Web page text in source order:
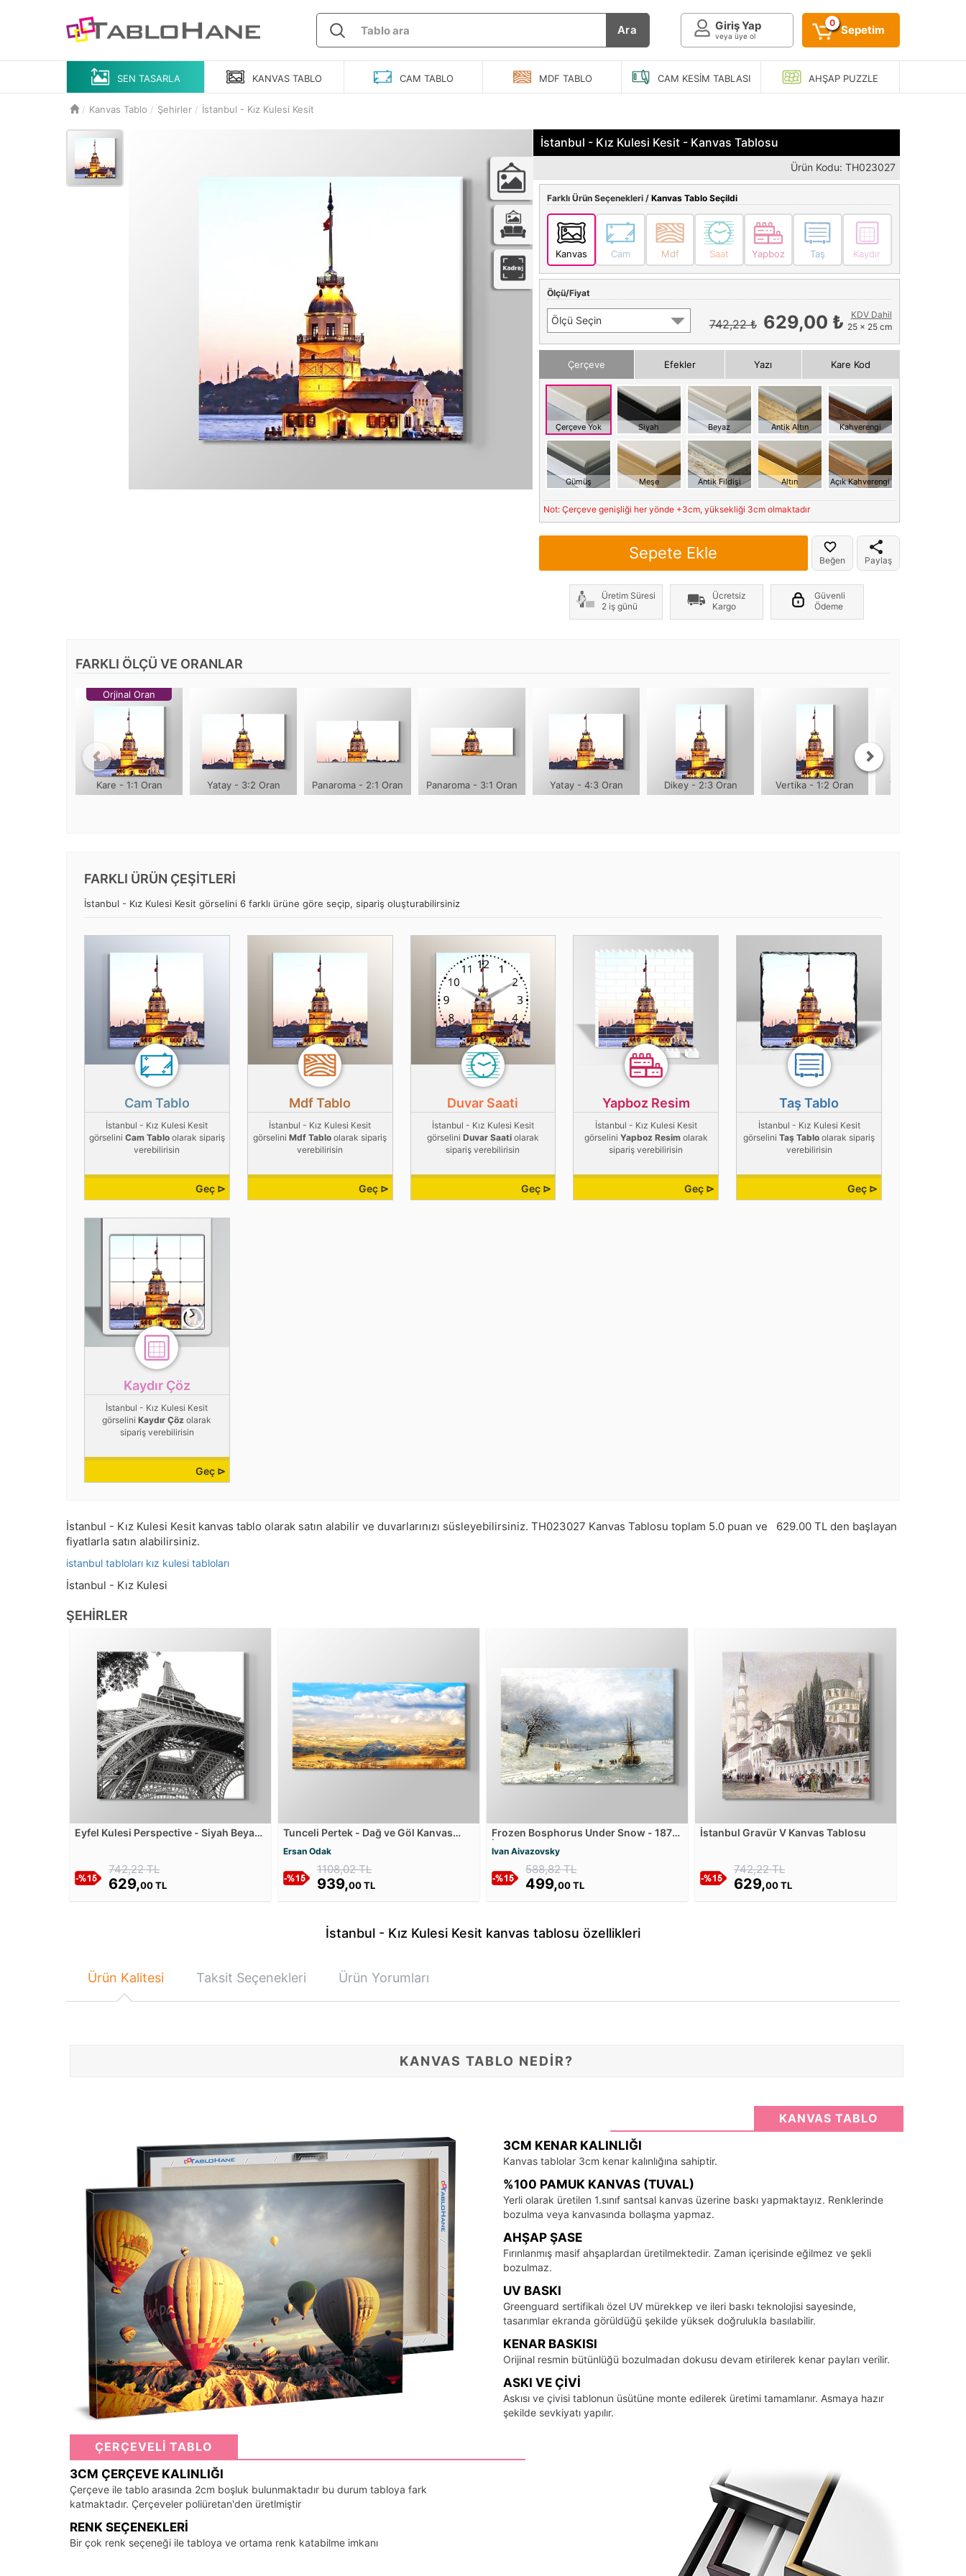
Ara Giriş Yap
veya üye ol
0
Sepetim
SEN TASARLA KANVAS TABLO CAM TABLO MDF TABLO CAM KESIM TABLASI AHŞAPPUZZLE
Kanvas Tablo Şehirler İstanbul - Kız Kulesi Kesit
İstanbul - Kız Kulesi Kesit - Kanvas Tablosu
Ürün Kodu: TH023027
Farklı Ürün Seçenekleri / Kanvas Tablo Seçildi
Kanvas Cam Mdf Saat Yapboz Taş Kaydır
Ölçü/Fiyat
Ölçü Seçin 742,22 ₺ 629,00 ₺
KDV Dahil
25 x 25 cm
Çerçeve Efekler Yazı Kare Kod
Çerçeve Yok Siyah Beyaz Antik Altın Kahverengi
Gümüş Meşe Antik Fildişi Altın Açık Kahverengi
Not: Çerçeve genişliği her yönde +3cm, yüksekliği 3cm olmaktadır
Sepete Ekle Beğen Paylaş
Üretim Süresi
2 iş günü
Ücretsiz
Kargo
Güvenli
Ödeme
FARKLI ÖLÇÜ VE ORANLAR
Orjinal Oran
Kare - 1:1 Oran Yatay - 3:2 Oran Panaroma - 2:1 Oran Panaroma - 3:1 Oran Yatay - 4:3 Oran Dikey - 2:3 Oran Vertika - 1:2 Oran Vertika - 1:3
FARKLI ÜRÜN ÇEŞİTLERİ
İstanbul - Kız Kulesi Kesit görselini 6 farklı ürüne göre seçip, sipariş oluşturabilirsiniz
Cam Tablo
İstanbul - Kız Kulesi Kesit
görselini Cam Tabloolarak sipariş
verebilirisin
Geç ⊳
Mdf Tablo
İstanbul - Kız Kulesi Kesit
görseliniMdf Tablo olarak sipariş
verebilirisin
Geç ⊳
Duvar Saati
İstanbul - Kız Kulesi Kesit
görselini Duvar Saatiolarak
sipariş verebilirisin
Geç ⊳
Yapboz Resim
İstanbul - Kız Kulesi Kesit
görselini Yapboz Resimolarak
sipariş verebilirisin
Geç ⊳
Taş Tablo
İstanbul - Kız Kulesi Kesit
görseliniTaş Tablo olarak sipariş
verebilirisin
Geç ⊳
Kaydır Çöz
İstanbul - Kız Kulesi Kesit
görseliniKaydır Çöz olarak
sipariş verebilirisin
Geç ⊳
İstanbul - Kız Kulesi Kesit kanvas tablo olarak satın alabilir ve duvarlarınızı süsleyebilirsiniz. TH023027 Kanvas Tablosu toplam 5.0 puan ve 629.00 TL den başlayan
fiyatlarla satın alabilirsiniz.
istanbul tabloları kız kulesi tabloları
İstanbul - Kız Kulesi
ŞEHIRLER
Eyfel Kulesi Perspective - Siyah Beyaz
742,22 TL
629,00 TL
Tunceli Pertek - Dağ ve Göl Kanvas
Ersan Odak
1108,02 TL
939,00 TL
Frozen Bosphorus Under Snow - 1874
İstanbul Boğazı Karlar Altında Kanvas
Tablosu
Ivan Aivazovsky
588,82 TL
499,00 TL
İstanbul Gravür V Kanvas Tablosu
742,22 TL
629,00 TL
İstanbul - Kız Kulesi Kesit kanvas tablosu özellikleri
Ürün Kalitesi Taksit Seçenekleri Ürün Yorumları
KANVAS TABLO NEDİR?
KANVAS TABLO
3CM KENAR KALINLIĞI
Kanvas tablolar 3cm kenar kalınlığına sahiptir.
%100 PAMUK KANVAS (TUVAL)
Yerli olarak üretilen 1.sınıf santsal kanvas üzerine baskı yapmaktayız. Renklerinde
bozulma veya kanvasında bollaşma yapmaz.
AHŞAP ŞASE
Fırınlanmış masif ahşaplardan üretilmektedir. Zaman içerisinde eğilmez ve şekli
bozulmaz.
UV BASKI
Greenguard sertifikalı özel UV mürekkep ve ileri baskı teknolojisi sayesinde,
tasarımlar ekranda görüldüğü şekilde yüksek doğrulukla basılabilir.
KENAR BASKISI
Orijinal resmin bütünlüğü bozulmadan dokusu devam etirilerek kenar payları verilir.
ASKI VE ÇIVI
Askısı ve çivisi tablonun üsütüne monte edilerek üretimi tamamlanır. Asmaya hazır
şekilde sevkiyatı yapılır.
ÇERÇEVELİ TABLO
3CM ÇERÇEVE KALINLIĞI
Çerçeve ile tablo arasında 2cm boşluk bulunmaktadır bu durum tabloya fark
katmaktadır. Çerçeveler poliüretan'den üretlmiştir
RENK SEÇENEKLERI
Bir çok renk seçeneği ile tabloya ve ortama renk katabilme imkanı